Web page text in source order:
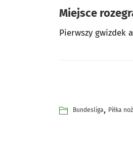
Miejsce
Pierwszy gwizdek
Bundesliga, Piłka